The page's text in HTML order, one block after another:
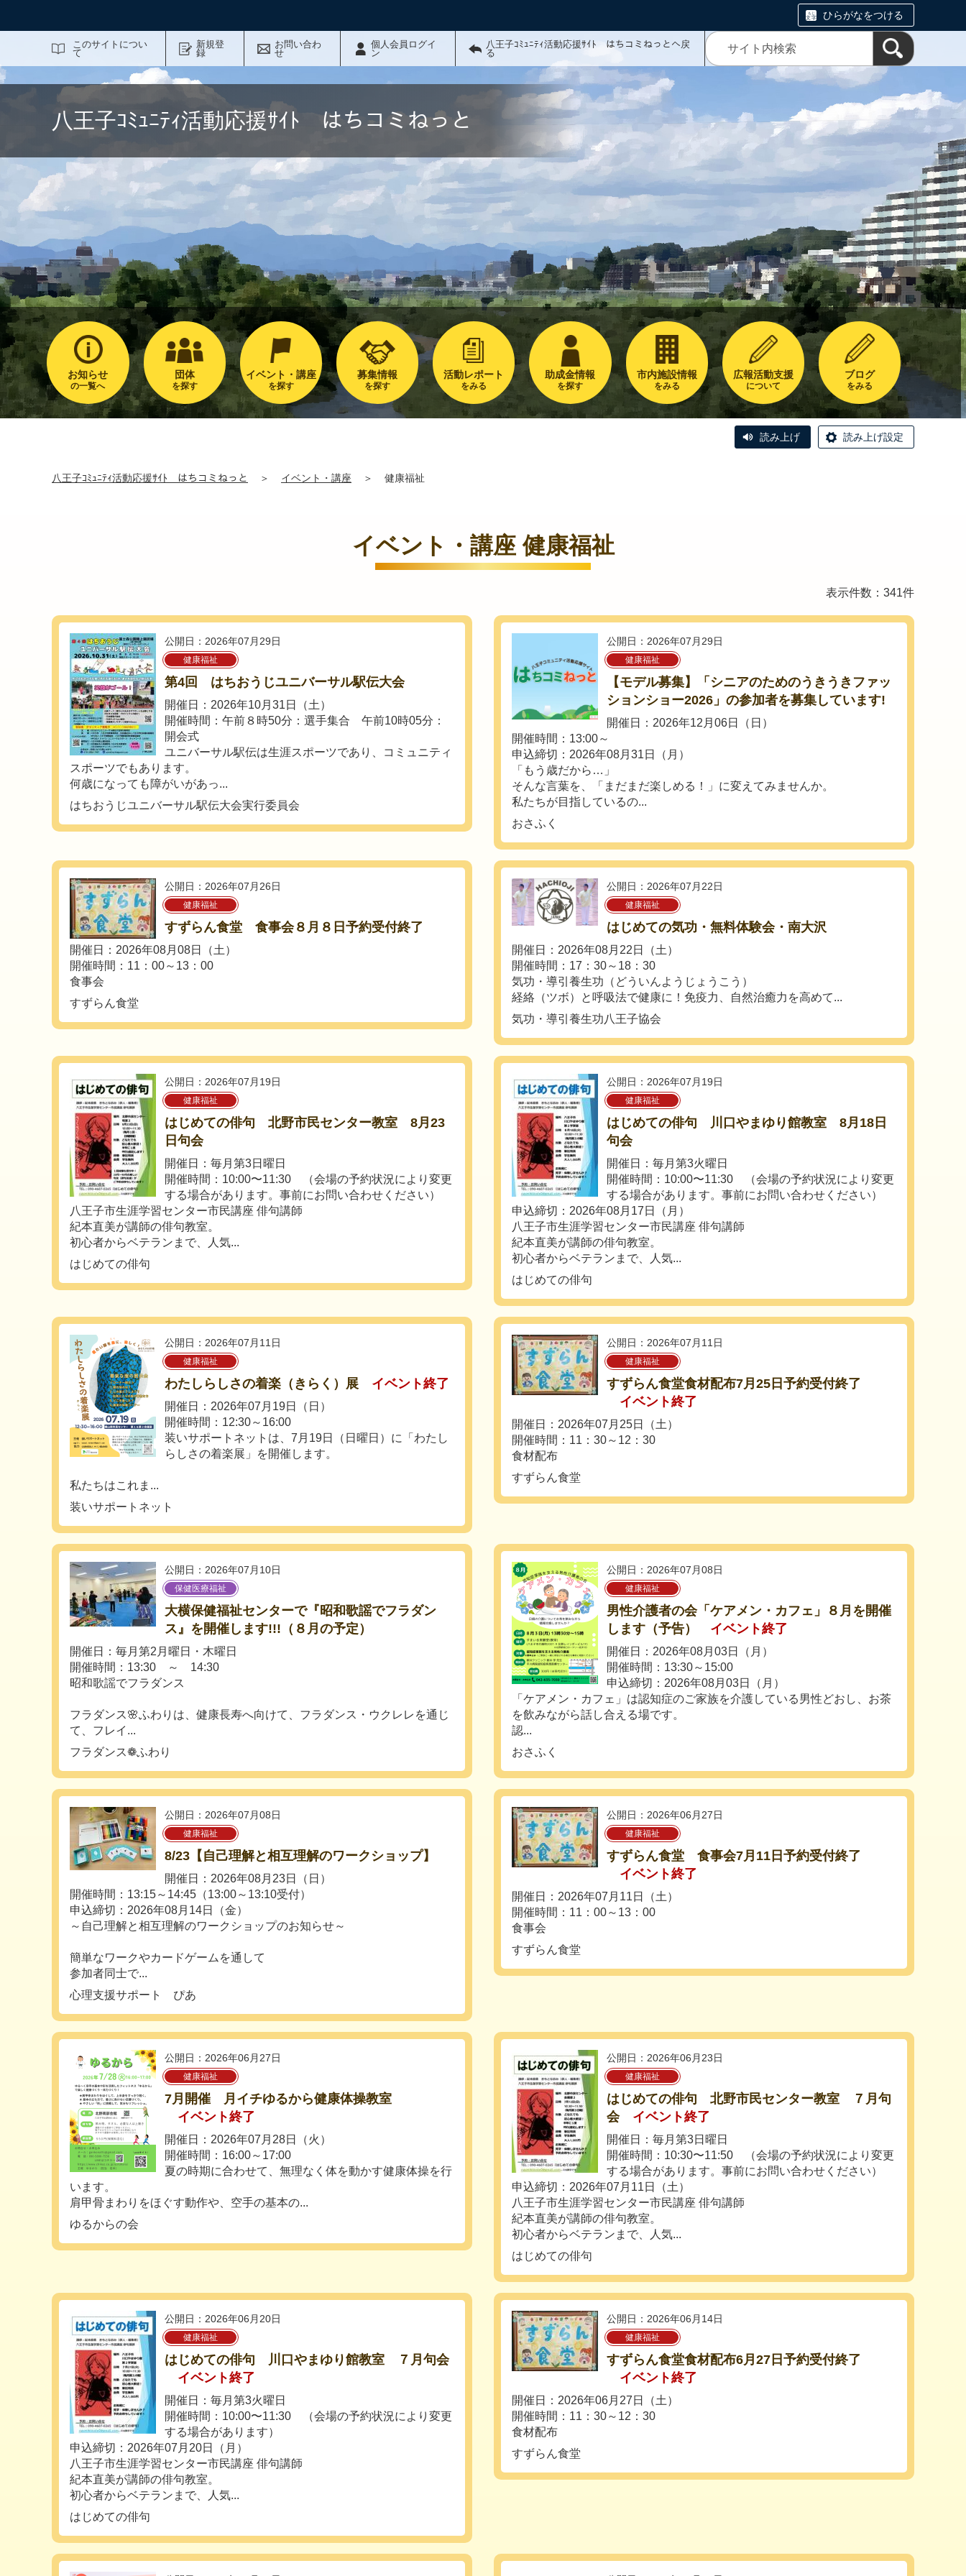
ひらがなをつける
このサイトについ
て
新規登
録
お問い合わ
せ
個人会員ログイ
ン
八王子ｺﾐｭﾆﾃｨ活動応援ｻｲﾄ はちコミねっとへ戻
る
八王子ｺﾐｭﾆﾃｨ活動応援ｻｲﾄ はちコミねっと
お知らせ
の一覧へ
団体
を探す
イベント・講座
を探す
募集情報
を探す
活動レポート
をみる
助成金情報
を探す
市内施設情報
をみる
広報活動支援
について
ブログ
をみる
読み上げ 読み上げ設定
八王子ｺﾐｭﾆﾃｨ活動応援ｻｲﾄ はちコミねっと ＞ イベント・講座 ＞ 健康福祉
イベント・講座 健康福祉
表示件数：341件
公開日：2026年07月29日
健康福祉
第4回 はちおうじユニバーサル駅伝大会
開催日：2026年10月31日（土）
開催時間：午前８時50分：選手集合 午前10時05分：
開会式
ユニバーサル駅伝は生涯スポーツであり、コミュニティ
スポーツでもあります。
何歳になっても障がいがあっ...
はちおうじユニバーサル駅伝大会実行委員会
公開日：2026年07月29日
健康福祉
【モデル募集】「シニアのためのうきうきファッ
ションショー2026」の参加者を募集しています!
開催日：2026年12月06日（日）
開催時間：13:00～
申込締切：2026年08月31日（月）
「もう歳だから…」
そんな言葉を、「まだまだ楽しめる！」に変えてみませんか。
私たちが目指しているの...
おさふく
公開日：2026年07月26日
健康福祉
すずらん食堂 食事会８月８日予約受付終了
開催日：2026年08月08日（土）
開催時間：11：00～13：00
食事会
すずらん食堂
公開日：2026年07月22日
健康福祉
はじめての気功・無料体験会・南大沢
開催日：2026年08月22日（土）
開催時間：17：30～18：30
気功・導引養生功（どういんようじょうこう）
経絡（ツボ）と呼吸法で健康に！免疫力、自然治癒力を高めて...
気功・導引養生功八王子協会
公開日：2026年07月19日
健康福祉
はじめての俳句 北野市民センター教室 8月23
日句会
開催日：毎月第3日曜日
開催時間：10:00〜11:30 （会場の予約状況により変更
する場合があります。事前にお問い合わせください）
八王子市生涯学習センター市民講座 俳句講師
紀本直美が講師の俳句教室。
初心者からベテランまで、人気...
はじめての俳句
公開日：2026年07月19日
健康福祉
はじめての俳句 川口やまゆり館教室 8月18日
句会
開催日：毎月第3火曜日
開催時間：10:00〜11:30 （会場の予約状況により変更
する場合があります。事前にお問い合わせください）
申込締切：2026年08月17日（月）
八王子市生涯学習センター市民講座 俳句講師
紀本直美が講師の俳句教室。
初心者からベテランまで、人気...
はじめての俳句
公開日：2026年07月11日
健康福祉
わたしらしさの着楽（きらく）展 イベント終了
開催日：2026年07月19日（日）
開催時間：12:30～16:00
装いサポートネットは、7月19日（日曜日）に「わたし
らしさの着楽展」を開催します。
私たちはこれま...
装いサポートネット
公開日：2026年07月11日
健康福祉
すずらん食堂食材配布7月25日予約受付終了
イベント終了
開催日：2026年07月25日（土）
開催時間：11：30～12：30
食材配布
すずらん食堂
公開日：2026年07月10日
保健医療福祉
大横保健福祉センターで『昭和歌謡でフラダン
ス』を開催します!!!（８月の予定）
開催日：毎月第2月曜日・木曜日
開催時間：13:30 ～ 14:30
昭和歌謡でフラダンス
フラダンス🌸ふわりは、健康長寿へ向けて、フラダンス・ウクレレを通じ
て、フレイ...
フラダンス❁ふわり
公開日：2026年07月08日
健康福祉
男性介護者の会「ケアメン・カフェ」８月を開催
します（予告）
イベント終了
開催日：2026年08月03日（月）
開催時間：13:30～15:00
申込締切：2026年08月03日（月）
「ケアメン・カフェ」は認知症のご家族を介護している男性どおし、お茶
を飲みながら話し合える場です。
認...
おさふく
公開日：2026年07月08日
健康福祉
8/23【自己理解と相互理解のワークショップ】
開催日：2026年08月23日（日）
開催時間：13:15～14:45（13:00～13:10受付）
申込締切：2026年08月14日（金）
～自己理解と相互理解のワークショップのお知らせ～
簡単なワークやカードゲームを通して
参加者同士で...
心理支援サポート ぴあ
公開日：2026年06月27日
健康福祉
すずらん食堂 食事会7月11日予約受付終了
イベント終了
開催日：2026年07月11日（土）
開催時間：11：00～13：00
食事会
すずらん食堂
公開日：2026年06月27日
健康福祉
7月開催 月イチゆるから健康体操教室
イベント終了
開催日：2026年07月28日（火）
開催時間：16:00～17:00
夏の時期に合わせて、無理なく体を動かす健康体操を行
います。
肩甲骨まわりをほぐす動作や、空手の基本の...
ゆるからの会
公開日：2026年06月23日
健康福祉
はじめての俳句 北野市民センター教室 ７月句
会
イベント終了
開催日：毎月第3日曜日
開催時間：10:30〜11:50 （会場の予約状況により変更
する場合があります。事前にお問い合わせください）
申込締切：2026年07月11日（土）
八王子市生涯学習センター市民講座 俳句講師
紀本直美が講師の俳句教室。
初心者からベテランまで、人気...
はじめての俳句
公開日：2026年06月20日
健康福祉
はじめての俳句 川口やまゆり館教室 ７月句会
イベント終了
開催日：毎月第3火曜日
開催時間：10:00〜11:30 （会場の予約状況により変更
する場合があります）
申込締切：2026年07月20日（月）
八王子市生涯学習センター市民講座 俳句講師
紀本直美が講師の俳句教室。
初心者からベテランまで、人気...
はじめての俳句
公開日：2026年06月14日
健康福祉
すずらん食堂食材配布6月27日予約受付終了
イベント終了
開催日：2026年06月27日（土）
開催時間：11：30～12：30
食材配布
すずらん食堂